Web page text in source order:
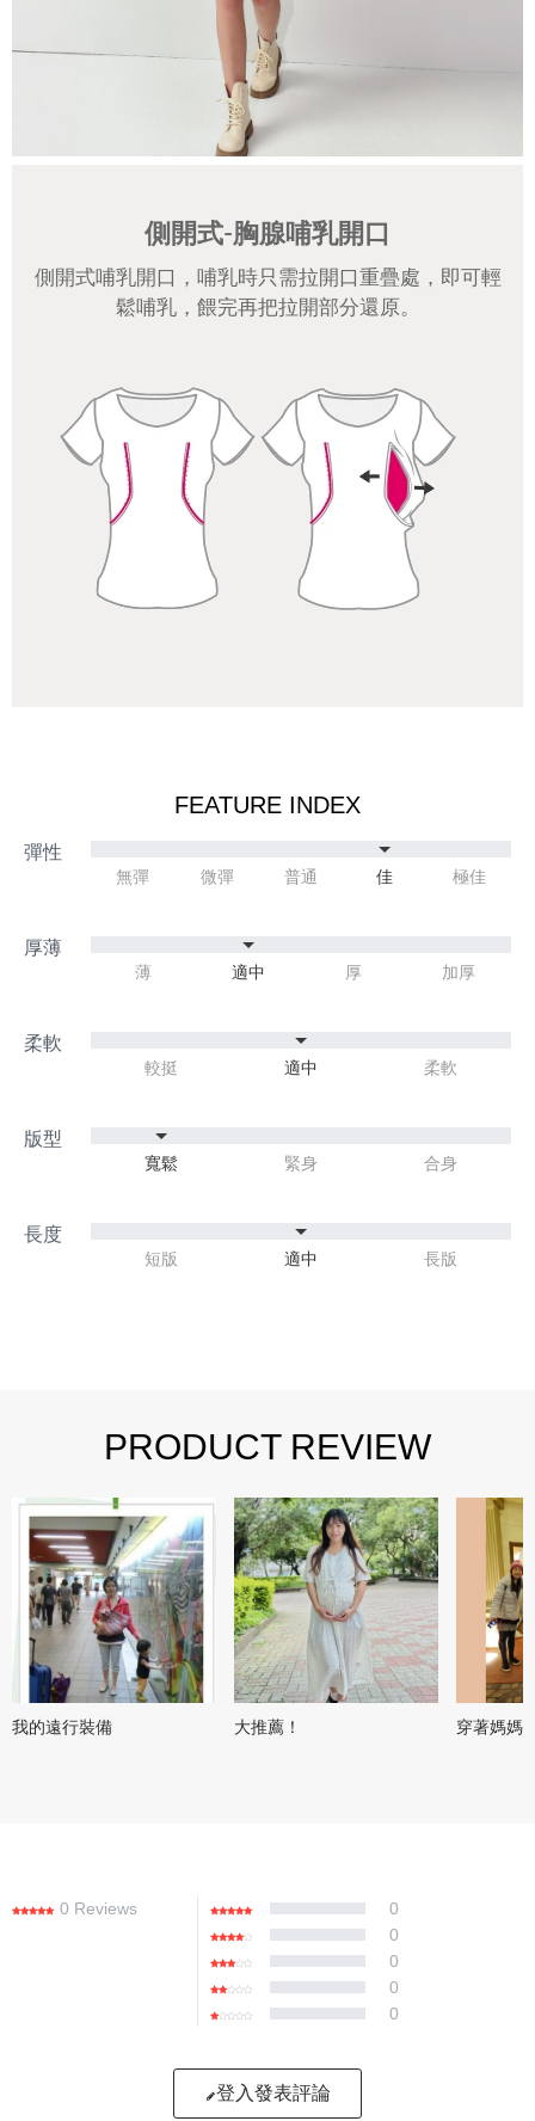
側開式-胸腺哺乳開口
側開式哺乳開口，哺乳時只需拉開口重疊處，即可輕
鬆哺乳，餵完再把拉開部分還原。
FEATURE INDEX
無彈 微彈 普通 佳 極佳
薄 適中 厚 加厚
較挺 適中 柔軟
寬鬆 緊身 合身
短版 適中 長版
PRODUCT REVIEW
我的遠行裝備 大推薦！ 穿著媽媽
0 Reviews
0
0
0
0
0
登入發表評論